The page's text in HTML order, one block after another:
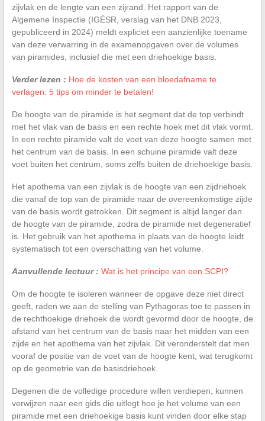
zijvlak en de lengte van een zijrand. Het rapport van de
Algemene Inspectie (IGÉSR, verslag van het DNB 2023,
gepubliceerd in 2024) meldt expliciet een aanzienlijke toename
van deze verwarring in de examenopgaven over de volumes
van piramides, inclusief die met een driehoekige basis.
Verder lezen : Hoe de kosten van een bloedafname te
verlagen: 5 tips om minder te betalen!
De hoogte van de piramide is het segment dat de top verbindt
met het vlak van de basis en een rechte hoek met dit vlak vormt.
In een rechte piramide valt de voet van deze hoogte samen met
het centrum van de basis. In een schuine piramide valt deze
voet buiten het centrum, soms zelfs buiten de driehoekige basis.
Het apothema van een zijvlak is de hoogte van een zijdriehoek
die vanaf de top van de piramide naar de overeenkomstige zijde
van de basis wordt getrokken. Dit segment is altijd langer dan
de hoogte van de piramide, zodra de piramide niet degeneratief
is. Het gebruik van het apothema in plaats van de hoogte leidt
systematisch tot een overschatting van het volume.
Aanvullende lectuur : Wat is het principe van een SCPI?
Om de hoogte te isoleren wanneer de opgave deze niet direct
geeft, raden we aan de stelling van Pythagoras toe te passen in
de rechthoekige driehoek die wordt gevormd door de hoogte, de
afstand van het centrum van de basis naar het midden van een
zijde en het apothema van het zijvlak. Dit veronderstelt dat men
vooraf de positie van de voet van de hoogte kent, wat terugkomt
op de geometrie van de basisdriehoek.
Degenen die de volledige procedure willen verdiepen, kunnen
verwijzen naar een gids die uitlegt hoe je het volume van een
piramide met een driehoekige basis kunt vinden door elke stap